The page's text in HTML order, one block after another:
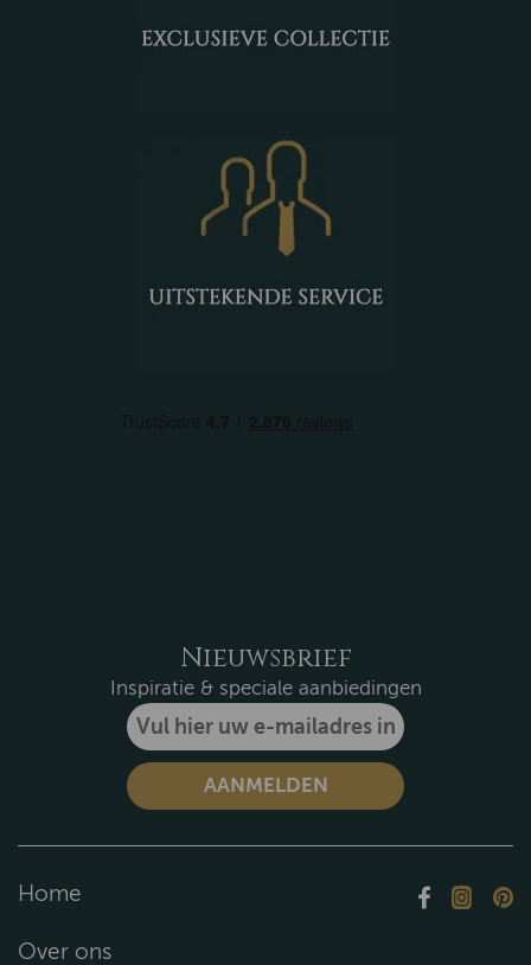
Nieuwsbrief
Inspiratie & speciale aanbiedingen
Home
Over ons